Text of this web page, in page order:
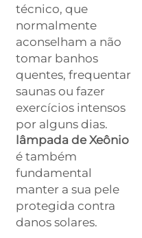
técnico, que
normalmente
aconselham a não
tomar banhos
quentes, frequentar
saunas ou fazer
exercícios intensos
por alguns dias.
lâmpada de Xeônio
é também
fundamental
manter a sua pele
protegida contra
danos solares.